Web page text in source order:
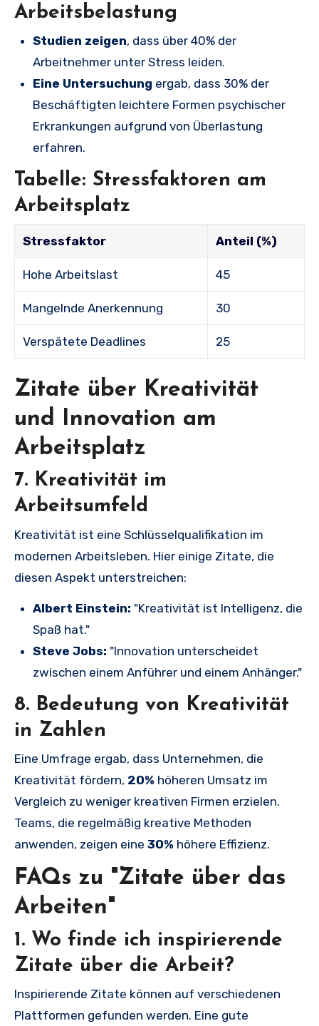
Arbeitsbelastung
Studien zeigen, dass über 40% der
Arbeitnehmer unter Stress leiden.
Eine Untersuchung ergab, dass 30% der
Beschäftigten leichtere Formen psychischer
Erkrankungen aufgrund von Überlastung
erfahren.
Tabelle: Stressfaktoren am
Arbeitsplatz
Stressfaktor Anteil (%)
Hohe Arbeitslast 45
Mangelnde Anerkennung 30
Verspätete Deadlines 25
Zitate über Kreativität
und Innovation am
Arbeitsplatz
7. Kreativität im
Arbeitsumfeld
Kreativität ist eine Schlüsselqualifikation im
modernen Arbeitsleben. Hier einige Zitate, die
diesen Aspekt unterstreichen:
Albert Einstein: "Kreativität ist Intelligenz, die
Spaß hat."
Steve Jobs: "Innovation unterscheidet
zwischen einem Anführer und einem Anhänger."
8. Bedeutung von Kreativität
in Zahlen
Eine Umfrage ergab, dass Unternehmen, die
Kreativität fördern, 20% höheren Umsatz im
Vergleich zu weniger kreativen Firmen erzielen.
Teams, die regelmäßig kreative Methoden
anwenden, zeigen eine 30% höhere Effizienz.
FAQs zu "Zitate über das
Arbeiten"
1. Wo finde ich inspirierende
Zitate über die Arbeit?
Inspirierende Zitate können auf verschiedenen
Plattformen gefunden werden. Eine gute